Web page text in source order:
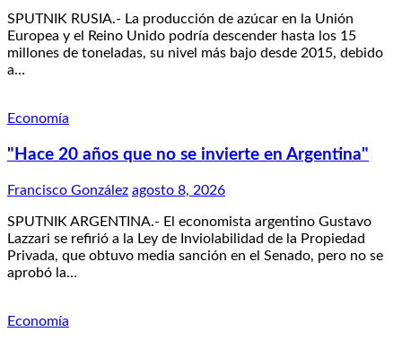
SPUTNIK RUSIA.- La producción de azúcar en la Unión
Europea y el Reino Unido podría descender hasta los 15
millones de toneladas, su nivel más bajo desde 2015, debido
a…
Economía
"Hace 20 años que no se invierte en Argentina"
Francisco González agosto 8, 2026
SPUTNIK ARGENTINA.- El economista argentino Gustavo
Lazzari se refirió a la Ley de Inviolabilidad de la Propiedad
Privada, que obtuvo media sanción en el Senado, pero no se
aprobó la…
Economía